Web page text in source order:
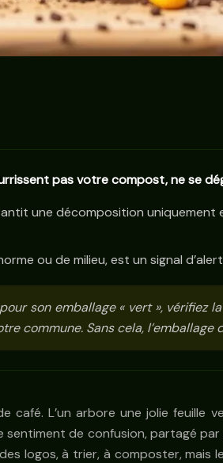
pas votre compost, ne se
une décomposition
ou de milieu, est un signal
son emballage « vert », vérifiez
commune. Sans cela, l’emballage
L’un arbore une jolie feuille
sentiment de confusion, partagé
logos, à trier, à composter,